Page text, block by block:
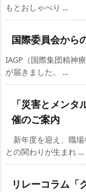
もとおしゃべり ...
国際委員会から
IAGP（国際集団精神
が届きました。 ...
「災害とメン
催のご案内
新年度を迎え、職場
との関わりが生まれ ...
リレーコラム「